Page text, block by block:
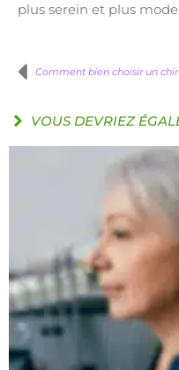
plus serein et plus
VOUS DEVRIEZ